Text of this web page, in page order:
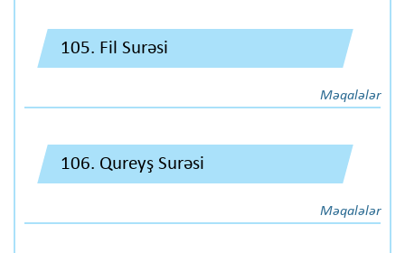
105. Fil Surəsi
Məqalələr
106. Qureyş Surəsi
Məqalələr